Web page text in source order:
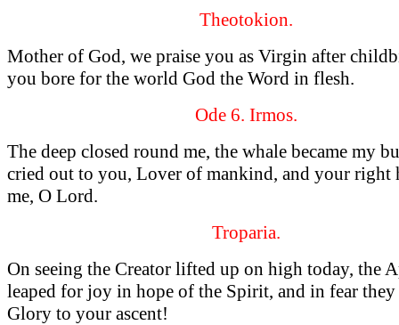
Theotokion.
Mother of God, we praise you as Virgin after
you bore for the world God the Word in flesh.
Ode 6. Irmos.
The deep closed round me, the whale became my
cried out to you, Lover of mankind, and your right
me, O Lord.
Troparia.
On seeing the Creator lifted up on high today, the
leaped for joy in hope of the Spirit, and in fear
Glory to your ascent!